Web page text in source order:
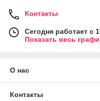
Контакты
Сегодня работает с
Показать весь
О нас
Контакты